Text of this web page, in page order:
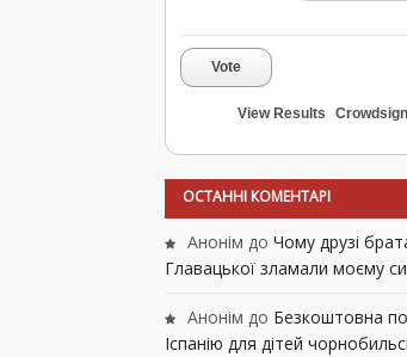
Vote
View Results
ОСТАННІ КОМЕНТАРІ
Анонім до Чому друзі
Главацької зламали моєму
Анонім до Безкоштовна
Іспанію для дітей